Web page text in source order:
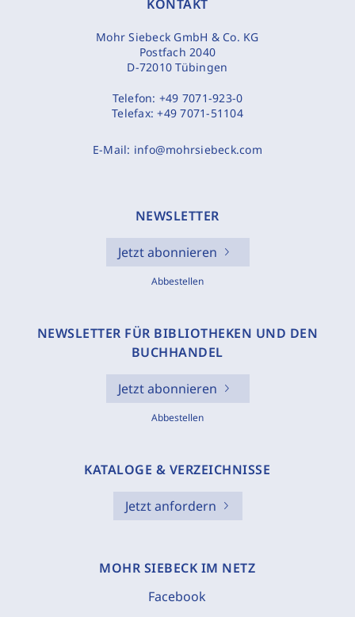
KONTAKT
Mohr Siebeck GmbH & Co. KG
Postfach 2040
D-72010 Tübingen
Telefon: +49 7071-923-0
Telefax:+49 7071-51104
E-Mail: info@mohrsiebeck.com
NEWSLETTER
Jetzt abonnieren
Abbestellen
NEWSLETTER FÜR BIBLIOTHEKEN UND DEN
BUCHHANDEL
Jetzt abonnieren
Abbestellen
KATALOGE & VERZEICHNISSE
Jetzt anfordern
MOHR SIEBECK IM NETZ
Facebook